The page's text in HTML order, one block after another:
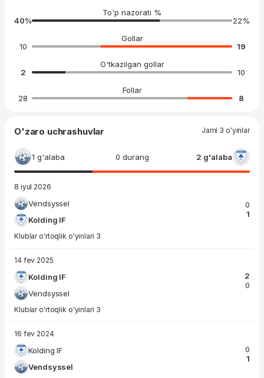
To'p nazorati %
40% 22%
Gollar
10
19
O'tkazilgan gollar
2
10
Follar
28
8
O'zaro uchrashuvlar Jami 3 o'yinlar
1 g'alaba 0 durang 2 g'alaba
8 iyul 2026
Vendsyssel
Kolding IF
0
1
Klublar o'rtoqlik o'yinlari 3
14 fev 2025
Kolding IF
Vendsyssel
2
0
Klublar o'rtoqlik o'yinlari 3
16 fev 2024
Kolding IF
Vendsyssel
0
1